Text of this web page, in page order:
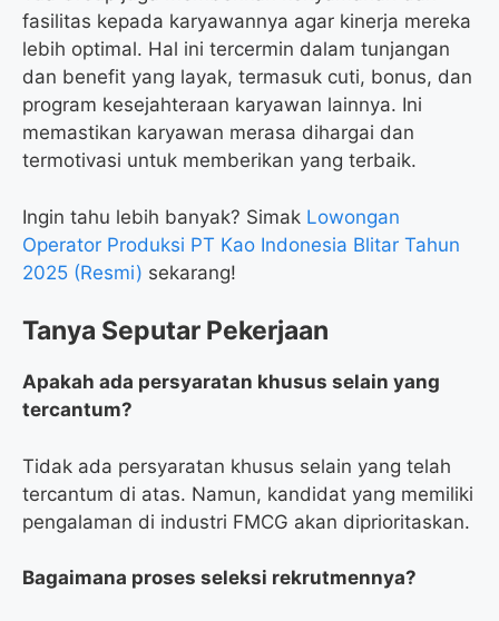
fasilitas kepada karyawannya agar kinerja mereka
lebih optimal. Hal ini tercermin dalam tunjangan
dan benefit yang layak, termasuk cuti, bonus, dan
program kesejahteraan karyawan lainnya. Ini
memastikan karyawan merasa dihargai dan
termotivasi untuk memberikan yang terbaik.
Ingin tahu lebih banyak? Simak Lowongan
Operator Produksi PT Kao Indonesia Blitar Tahun
2025 (Resmi) sekarang!
Tanya Seputar Pekerjaan
Apakah ada persyaratan khusus selain yang
tercantum?
Tidak ada persyaratan khusus selain yang telah
tercantum di atas. Namun, kandidat yang memiliki
pengalaman di industri FMCG akan diprioritaskan.
Bagaimana proses seleksi rekrutmennya?